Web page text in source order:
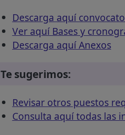
Descarga aquí
Ver aquí Bases y
Descarga aquí Anexos
Te sugerimos:
Revisar otros puestos
Consulta aquí todas las